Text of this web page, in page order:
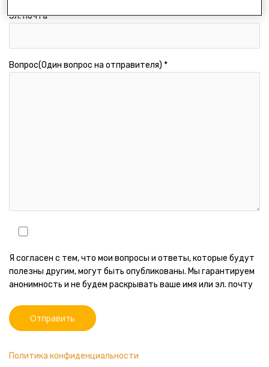
Эл. почта *
Вопрос(Один вопрос на отправителя) *
Я согласен с тем, что мои вопросы и ответы, которые будут
полезны другим, могут быть опубликованы. Мы гарантируем
анонимность и не будем раскрывать ваше имя или эл. почту
Политика конфиденциальности